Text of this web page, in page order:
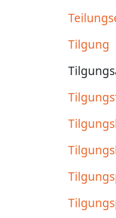
Tilgung